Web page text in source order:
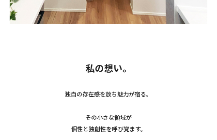
私の想い。
独自の存在感を放ち魅力が宿る。
その小さな領域が
個性と独創性を呼び覚ます。